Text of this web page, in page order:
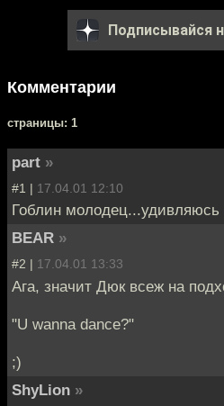
Подписывайся
Комментарии
cтраницы: 1
part »
#1 | 17.04.01 12:10
Гоблин молодец...удивляюсь
BEAR »
#2 | 17.04.01 13:33
Ага, значит Дюк всеж на
"U wanna dance?"
;)
ShyLion »